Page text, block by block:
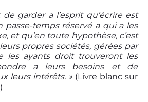
garder a l’esprit qu’écrire est
passe-temps réservé a qui a les
et qu’en toute hypothèse, c’est
propres sociétés, gérées par
les ayants droit trouveront les
a leurs besoins et de
leurs intérêts. » (Livre blanc sur